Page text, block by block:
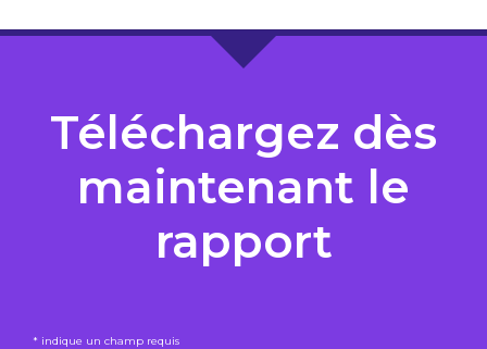
Téléchargez dès
maintenant le
rapport
* indique un champ requis